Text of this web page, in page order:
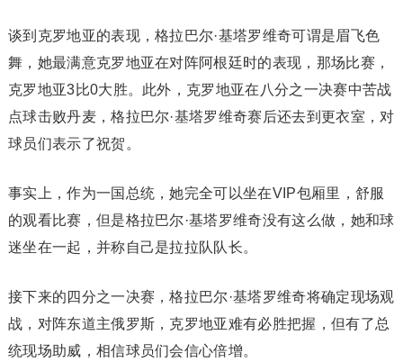
谈到克罗地亚的表现，格拉巴尔·基塔罗维奇可谓是眉飞色
舞，她最满意克罗地亚在对阵阿根廷时的表现，那场比赛，
克罗地亚3比0大胜。此外，克罗地亚在八分之一决赛中苦战
点球击败丹麦，格拉巴尔·基塔罗维奇赛后还去到更衣室，对
球员们表示了祝贺。
事实上，作为一国总统，她完全可以坐在VIP包厢里，舒服
的观看比赛，但是格拉巴尔·基塔罗维奇没有这么做，她和球
迷坐在一起，并称自己是拉拉队队长。
接下来的四分之一决赛，格拉巴尔·基塔罗维奇将确定现场观
战，对阵东道主俄罗斯，克罗地亚难有必胜把握，但有了总
统现场助威，相信球员们会信心倍增。